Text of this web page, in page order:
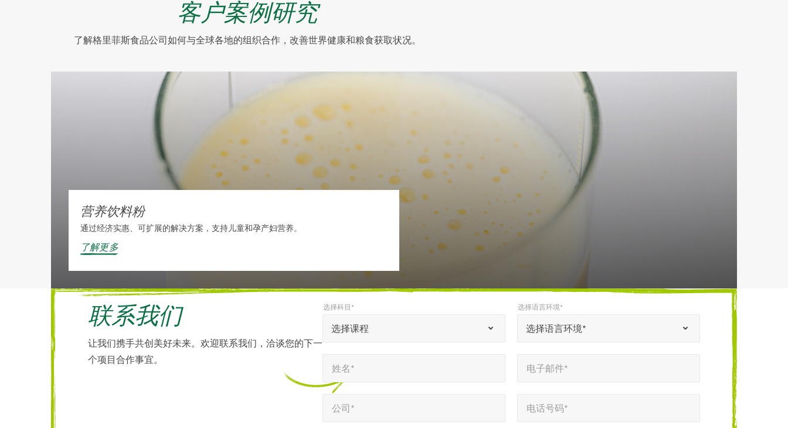
客户案例研究
了解格里菲斯食品公司如何与全球各地的组织合作，改善世界健康和粮食获取状况。
营养饮料粉
通过经济实惠、可扩展的解决方案，支持儿童和孕产妇营养。
了解更多
联系我们
让我们携手共创美好未来。欢迎联系我们，洽谈您的下一
个项目合作事宜。
示
选择课程
选择科目*
选择语言环境*
选择语言环境*
姓名* 电子邮件*
公司*
电话号码*